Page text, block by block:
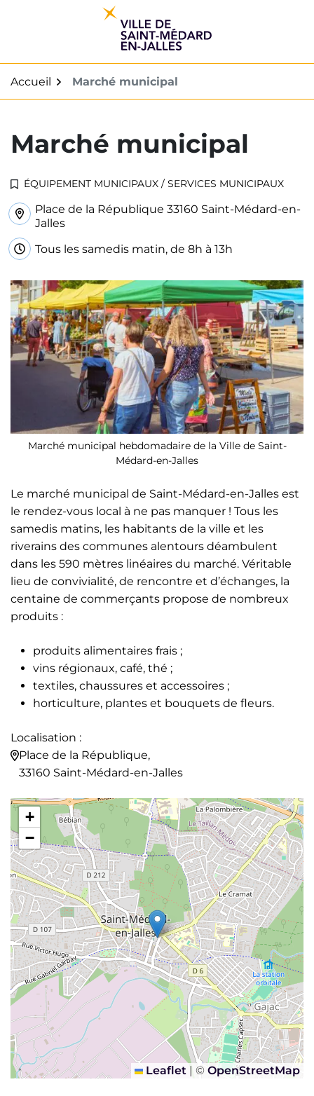
Accueil Marché municipal
Marché municipal
ÉQUIPEMENT MUNICIPAUX / SERVICES MUNICIPAUX
INFOS UTILES
Place de la République 33160 Saint-Médard-en-
Jalles
Tous les samedis matin, de 8h à 13h
Marché municipal hebdomadaire de la Ville de Saint-
Médard-en-Jalles
Le marché municipal de Saint-Médard-en-Jalles est
le rendez-vous local à ne pas manquer ! Tous les
samedis matins, les habitants de la ville et les
riverains des communes alentours déambulent
dans les 590 mètres linéaires du marché. Véritable
lieu de convivialité, de rencontre et d’échanges, la
centaine de commerçants propose de nombreux
produits :
produits alimentaires frais ;
vins régionaux, café, thé ;
textiles, chaussures et accessoires ;
horticulture, plantes et bouquets de fleurs.
Localisation :
Place de la République,
33160 Saint-Médard-en-Jalles
+
−
Leaflet © OpenStreetMap